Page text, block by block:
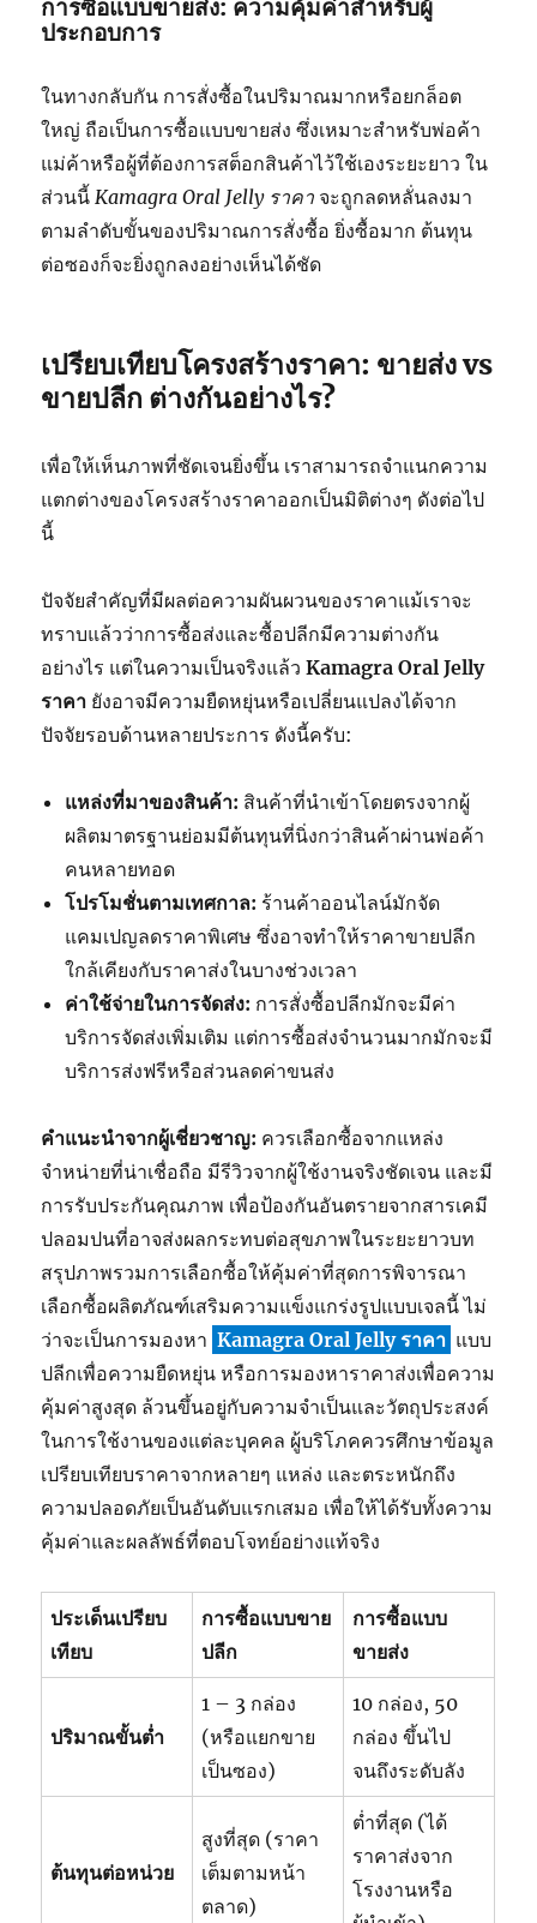
การซื้อแบบขายส่ง: ความคุ้มค่าสำหรับผู้
ประกอบการ
ในทางกลับกัน การสั่งซื้อในปริมาณมากหรือยกล็อต
ใหญ่ ถือเป็นการซื้อแบบขายส่ง ซึ่งเหมาะสำหรับพ่อค้า
แม่ค้าหรือผู้ที่ต้องการสต็อกสินค้าไว้ใช้เองระยะยาว ใน
ส่วนนี้Kamagra Oral Jelly ราคา จะถูกลดหลั่นลงมา
ตามลำดับขั้นของปริมาณการสั่งซื้อ ยิ่งซื้อมาก ต้นทุน
ต่อซองก็จะยิ่งถูกลงอย่างเห็นได้ชัด
เปรียบเทียบโครงสร้างราคา: ขายส่ง vs
ขายปลีก ต่างกันอย่างไร?
เพื่อให้เห็นภาพที่ชัดเจนยิ่งขึ้น เราสามารถจำแนกความ
แตกต่างของโครงสร้างราคาออกเป็นมิติต่างๆ ดังต่อไป
นี้
ปัจจัยสำคัญที่มีผลต่อความผันผวนของราคาแม้เราจะ
ทราบแล้วว่าการซื้อส่งและซื้อปลีกมีความต่างกัน
อย่างไร แต่ในความเป็นจริงแล้วKamagra Oral Jelly
ราคา ยังอาจมีความยืดหยุ่นหรือเปลี่ยนแปลงได้จาก
ปัจจัยรอบด้านหลายประการ ดังนี้ครับ:
แหล่งที่มาของสินค้า: สินค้าที่นำเข้าโดยตรงจากผู้
ผลิตมาตรฐานย่อมมีต้นทุนที่นิ่งกว่าสินค้าผ่านพ่อค้า
คนหลายทอด
โปรโมชั่นตามเทศกาล: ร้านค้าออนไลน์มักจัด
แคมเปญลดราคาพิเศษ ซึ่งอาจทำให้ราคาขายปลีก
ใกล้เคียงกับราคาส่งในบางช่วงเวลา
ค่าใช้จ่ายในการจัดส่ง: การสั่งซื้อปลีกมักจะมีค่า
บริการจัดส่งเพิ่มเติม แต่การซื้อส่งจำนวนมากมักจะมี
บริการส่งฟรีหรือส่วนลดค่าขนส่ง
คำแนะนำจากผู้เชี่ยวชาญ: ควรเลือกซื้อจากแหล่ง
จำหน่ายที่น่าเชื่อถือ มีรีวิวจากผู้ใช้งานจริงชัดเจน และมี
การรับประกันคุณภาพ เพื่อป้องกันอันตรายจากสารเคมี
ปลอมปนที่อาจส่งผลกระทบต่อสุขภาพในระยะยาวบท
สรุปภาพรวมการเลือกซื้อให้คุ้มค่าที่สุดการพิจารณา
เลือกซื้อผลิตภัณฑ์เสริมความแข็งแกร่งรูปแบบเจลนี้ ไม่
ว่าจะเป็นการมองหา Kamagra Oral Jelly ราคา แบบ
ปลีกเพื่อความยืดหยุ่น หรือการมองหาราคาส่งเพื่อความ
คุ้มค่าสูงสุด ล้วนขึ้นอยู่กับความจำเป็นและวัตถุประสงค์
ในการใช้งานของแต่ละบุคคล ผู้บริโภคควรศึกษาข้อมูล
เปรียบเทียบราคาจากหลายๆ แหล่ง และตระหนักถึง
ความปลอดภัยเป็นอันดับแรกเสมอ เพื่อให้ได้รับทั้งความ
คุ้มค่าและผลลัพธ์ที่ตอบโจทย์อย่างแท้จริง
ประเด็นเปรียบ
เทียบ
การซื้อแบบขาย
ปลีก
การซื้อแบบ
ขายส่ง
ปริมาณขั้นต่ำ
1 – 3 กล่อง
(หรือแยกขาย
เป็นซอง)
10 กล่อง, 50
กล่อง ขึ้นไป
จนถึงระดับลัง
ต้นทุนต่อหน่วย
สูงที่สุด (ราคา
เต็มตามหน้า
ตลาด)
ต่ำที่สุด (ได้
ราคาส่งจาก
โรงงานหรือ